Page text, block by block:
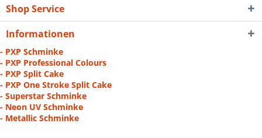
Shop Service
Informationen
- PXP Schminke
- PXP Professional Colours
- PXP Split Cake
- PXP One Stroke Split Cake
- Superstar Schminke
- Neon UV Schminke
- Metallic Schminke